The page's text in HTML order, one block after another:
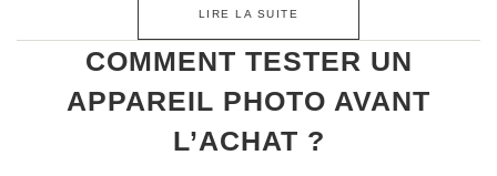
LIRE LA SUITE
COMMENT TESTER UN
APPAREIL PHOTO AVANT
L’ACHAT ?